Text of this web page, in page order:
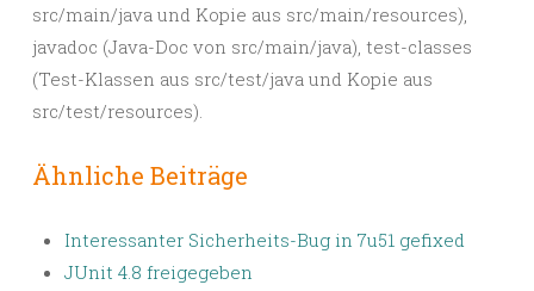
src/main/java und Kopie aus src/main/resources),
javadoc (Java-Doc von src/main/java), test-classes
(Test-Klassen aus src/test/java und Kopie aus
src/test/resources).
Ähnliche Beiträge
Interessanter Sicherheits-Bug in 7u51 gefixed
JUnit 4.8 freigegeben